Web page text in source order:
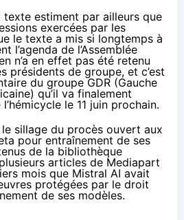
texte estiment par ailleurs que
exercées par les
le texte a mis si longtemps à
l’agenda de l’Assemblée
n’a en effet pas été retenu
présidents de groupe, et c’est
du groupe GDR (Gauche
qu’il va finalement
le 11 juin prochain.
sillage du procès ouvert aux
pour entraînement de ses
de la bibliothèque
articles de Mediapart
mois que Mistral AI avait
protégées par le droit
de ses modèles.